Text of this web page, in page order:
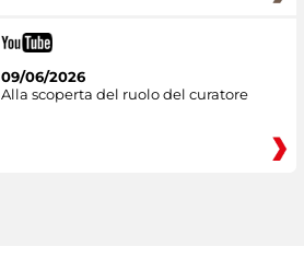
09/06/2026
Alla scoperta del ruolo del curatore